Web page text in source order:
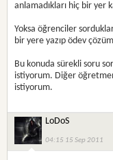
anlamadıkları hiç bir yer
Yoksa öğrenciler
bir yere yazıp ödev
Bu konuda sürekli soru
istiyorum. Diğer
istiyorum.
LoDoS
04:15 15 Sep 2011